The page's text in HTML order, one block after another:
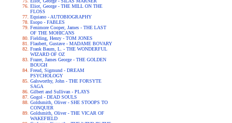
Eliot, George - THE MILL ON THE
FLOSS
Equiano - AUTOBIOGRAPHY
Esopo - FABLES
Fenimore Cooper, James - THE LAST
OF THE MOHICANS
Fielding, Henry - TOM JONES
Flaubert, Gustave - MADAME BOVARY
Frank Baum, L. - THE WONDERFUL
WIZARD OF OZ
Frazer, James George - THE GOLDEN
BOUGH
Freud, Sigmund - DREAM
PSYCHOLOGY
Galsworthy, John - THE FORSYTE
SAGA
Gilbert and Sullivan - PLAYS
Gogol - DEAD SOULS
Goldsmith, Oliver - SHE STOOPS TO
CONQUER
Goldsmith, Oliver - THE VICAR OF
WAKEFIELD